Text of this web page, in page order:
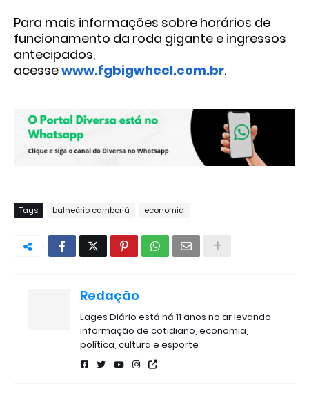
Para mais informações sobre horários de
funcionamento da roda gigante e ingressos
antecipados,
acessewww.fgbigwheel.com.br.
Tags balneário camboriú economia
Redação
Lages Diário está há 11 anos no ar levando
informação de cotidiano, economia,
política, cultura e esporte